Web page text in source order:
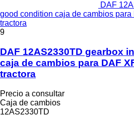
DAF
good condition caja de cambios
tractora
9
DAF 12AS2330TD gearbox
caja de cambios para DAF
tractora
Precio a consultar
Caja de cambios
12AS2330TD